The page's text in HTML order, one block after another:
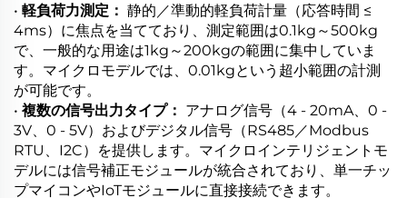
• 軽負荷力測定： 静的／準動的軽負荷計量（応答時間 ≤
4ms）に焦点を当てており、測定範囲は0.1kg～500kg
で、一般的な用途は1kg～200kgの範囲に集中していま
す。マイクロモデルでは、0.01kgという超小範囲の計測
が可能です。
• 複数の信号出力タイプ： アナログ信号（4 - 20mA、0 -
3V、0 - 5V）およびデジタル信号（RS485／Modbus
RTU、I2C）を提供します。マイクロインテリジェントモ
デルには信号補正モジュールが統合されており、単一チッ
プマイコンやIoTモジュールに直接接続できます。